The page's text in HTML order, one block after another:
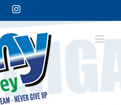
FacebookInstagram